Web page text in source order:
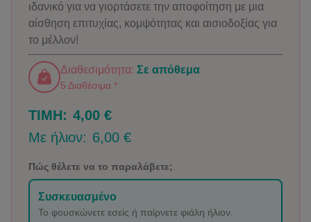
ιδανικό για να γιορτάσετε την αποφοίτηση με μια
αίσθηση επιτυχίας, κομψότητας και αισιοδοξίας για
το μέλλον!
Διαθεσιμότητα: Σε απόθεμα
5 Διαθέσιμα *
ΤΙΜΗ: 4,00 €
Με ήλιον: 6,00 €
Πώς θέλετε να το παραλάβετε;
Συσκευασμένο
Το φουσκώνετε εσείς ή παίρνετε φιάλη ήλιον.